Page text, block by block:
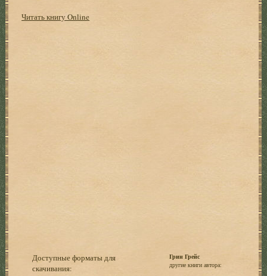
Читать книгу Online
Доступные форматы для
скачивания:
Грин Грейс
другие книги автора: